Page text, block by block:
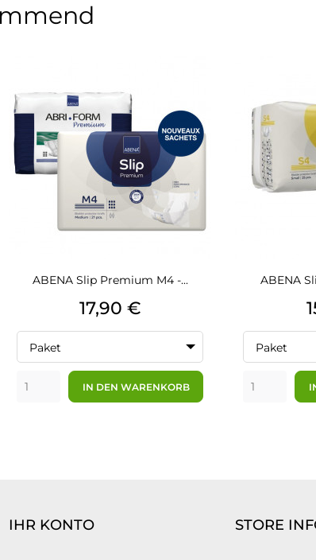
ABENA Slip Premium M4 -...
Preis
17,90 €
Paket
IN DEN WARENKORB
ABENA
Paket
IHR KONTO STORE